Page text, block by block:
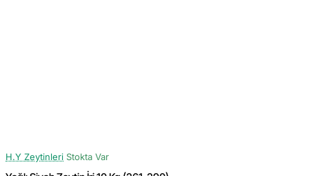
H.Y Zeytinleri Stokta Var